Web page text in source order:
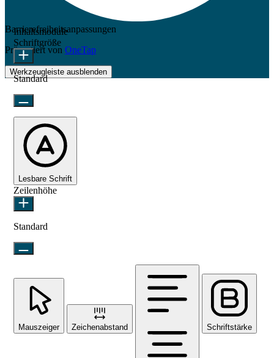
Barrierefreiheitsanpassungen
Präsentiert von OneTap
Werkzeugleiste ausblenden
Inhaltsmodule
Schriftgröße
Standard
Lesbare Schrift
Zeilenhöhe
Standard
Mauszeiger Zeichenabstand Schriftstärke